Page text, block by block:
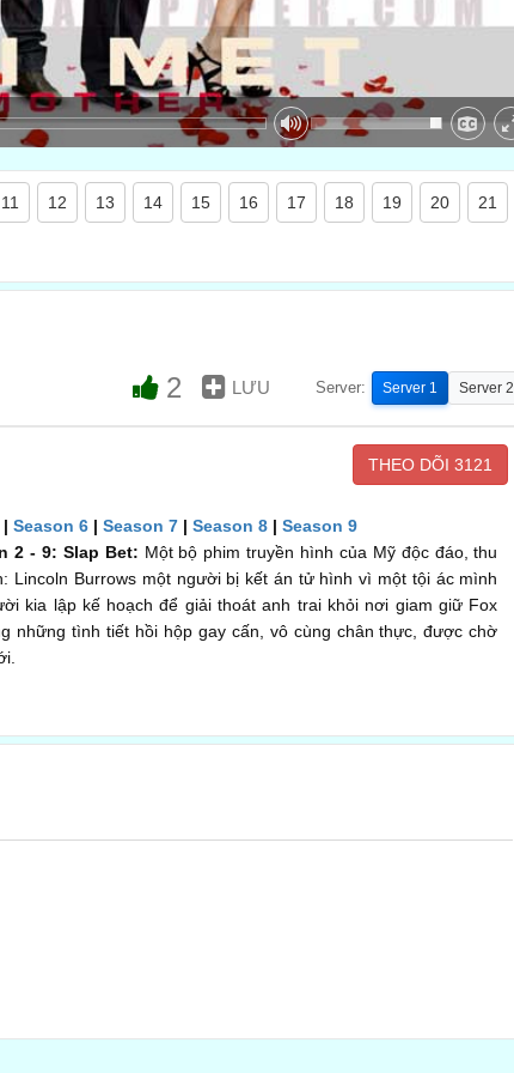
11 12 13 14 15 16 17 18 19 20 21
2 LƯU Server: Server 1 Server 2
THEO DÕI 3121
Season 6| Season 7| Season 8| Season 9
2 - 9: Slap Bet: Một bộ phim truyền hình của Mỹ độc đáo, thu
Lincoln Burrows một người bị kết án tử hình vì một tội ác mình
kia lập kế hoạch để giải thoát anh trai khỏi nơi giam giữ Fox
những tình tiết hồi hộp gay cấn, vô cùng chân thực, được chờ